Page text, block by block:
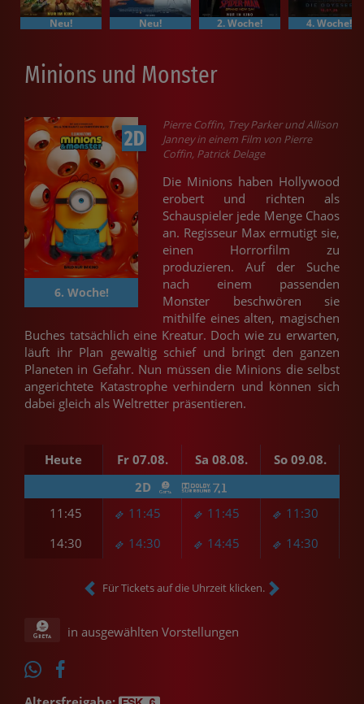
Neu! Neu! 2. Woche! 4. Woche!
Minions und Monster
2D
6. Woche!
Pierre Coffin, Trey Parker und Allison
Janney in einem Film von Pierre
Coffin, Patrick Delage
Die Minions haben Hollywood
erobert und richten als
Schauspieler jede Menge Chaos
an. Regisseur Max ermutigt sie,
einen Horrorfilm zu
produzieren. Auf der Suche
nach einem passenden
Monster beschwören sie
mithilfe eines alten, magischen
Buches tatsächlich eine Kreatur. Doch wie zu erwarten,
läuft ihr Plan gewaltig schief und bringt den ganzen
Planeten in Gefahr. Nun müssen die Minions die selbst
angerichtete Katastrophe verhindern und können sich
dabei gleich als Weltretter präsentieren.
Heute Fr 07.08. Sa 08.08. So 09.08.
11:45 11:45 11:45
11:30
14:30
14:30 14:45 14:30
2D
Für Tickets auf die Uhrzeit klicken.
in ausgewählten Vorstellungen